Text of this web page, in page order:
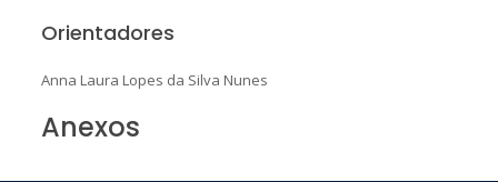
Orientadores
Anna Laura Lopes da Silva Nunes
Anexos